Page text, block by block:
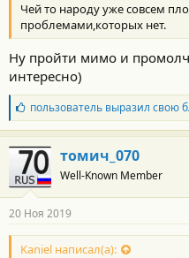
и
:
Чей то народу уже совсем
проблемами,которых нет.
Ну пройти мимо и
интересно)
Б
л
а
г
о
д
а
н
о
с
пользовательвыразил свою
томич_070
Well-Known Member
20 Ноя 2019
Kaniel написал(а):